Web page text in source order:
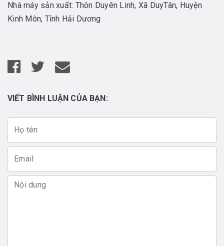
Nhà máy sản xuất: Thôn Duyên Linh, Xã DuyTân, Huyện
Kinh Môn, Tỉnh Hải Dương
VIẾT BÌNH LUẬN CỦA BẠN: